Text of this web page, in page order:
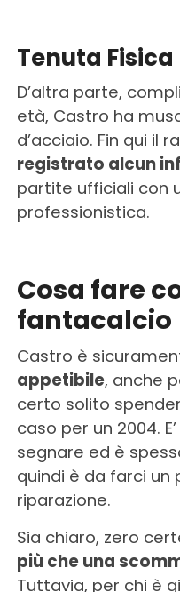
Tenuta Fisica
D’altra parte,
età, Castro ha
d’acciaio. Fin qui il
registrato alcun
partite ufficiali con
professionistica.
Cosa fare
fantacalcio
Castro è
appetibile, anche
certo solito
caso per un 2004.
segnare ed è
quindi è da farci un
riparazione.
Sia chiaro, zero
più che una
Tuttavia, per chi è